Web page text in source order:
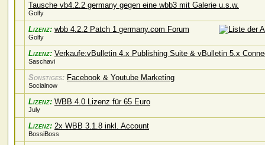
Tausche vb4.2.2 germany gegen eine wbb3 mit Galerie u.s.w.
Golfy
Lizenz: wbb 4.2.2 Patch 1 germany.com Forum
Golfy
Lizenz: Verkaufe:vBulletin 4.x Publishing Suite & vBulletin 5.x
Saschavi
Sonstiges: Facebook & Youtube Marketing
Socialnow
Lizenz: WBB 4.0 Lizenz für 65 Euro
July
Lizenz: 2x WBB 3.1.8 inkl. Account
BossiBoss